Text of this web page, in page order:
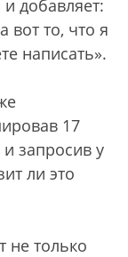
добавляет:
вот то, что я
написать».
17
запросив у
ли это
не только